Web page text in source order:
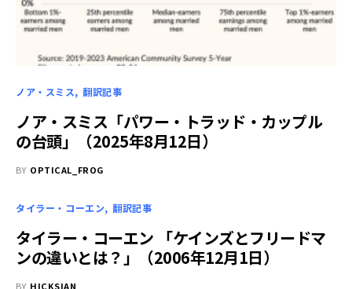
ノア・スミス 翻訳記事
ノア・スミス「パワー・トラッド・カップル
の台頭」（2025年8月12日）
BY OPTICAL_FROG
タイラー・コーエン 翻訳記事
タイラー・コーエン 「ケインズとフリードマ
ンの違いとは？」（2006年12月1日）
BY HICKSIAN